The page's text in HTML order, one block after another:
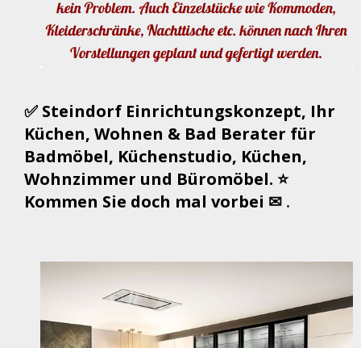
✅ Steindorf Einrichtungskonzept, Ihr
Küchen, Wohnen & Bad Berater für
Badmöbel, Küchenstudio, Küchen,
Wohnzimmer und Büromöbel. ⭐
Kommen Sie doch mal vorbei ✉ .